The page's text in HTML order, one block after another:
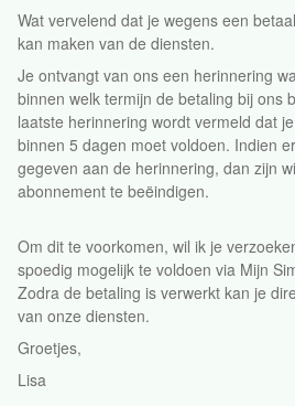
Wat vervelend dat je wegens een
kan maken van de diensten.
Je ontvangt van ons een herinnering
binnen welk termijn de betaling bij ons
laatste herinnering wordt vermeld dat
binnen 5 dagen moet voldoen. Indien
gegeven aan de herinnering, dan zijn
abonnement te beëindigen.
Om dit te voorkomen, wil ik je
spoedig mogelijk te voldoen via Mijn
Zodra de betaling is verwerkt kan je
van onze diensten.
Groetjes,
Lisa